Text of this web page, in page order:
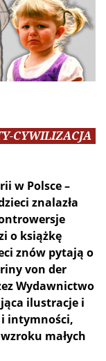
CYWILIZACJA
w Polsce –
znalazła
o książkę
znów pytają o
von der
Wydawnictwo
ilustracje i
intymności,
małych